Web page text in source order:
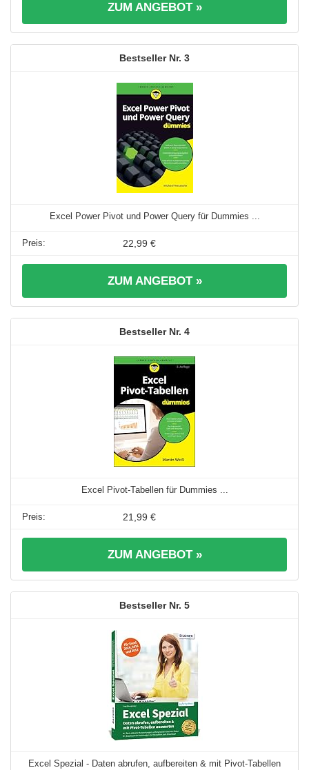
ZUM ANGEBOT »
3
Excel Power Pivot und Power Query für Dummies ...
22,99 €
ZUM ANGEBOT »
4
Excel Pivot-Tabellen für Dummies ...
21,99 €
ZUM ANGEBOT »
5
Excel Spezial - Daten abrufen, aufbereiten & mit Pivot-Tabellen